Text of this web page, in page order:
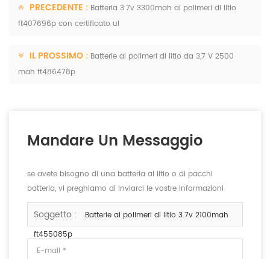
PRECEDENTE : Batteria 3.7v 3300mah ai polimeri di litio
ft407696p con certificato ul
IL PROSSIMO : Batterie ai polimeri di litio da 3,7 V 2500
mah ft486478p
Mandare Un Messaggio
se avete bisogno di una batteria al litio o di pacchi
batteria, vi preghiamo di inviarci le vostre informazioni
dettagliate sulla tensione, la capacità e le dimensioni.
Soggetto :
Batterie ai polimeri di litio 3.7v 2100mah
ft455085p